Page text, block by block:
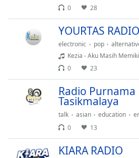
Beginning
0
28
YOURTAS RADIO
electronic pop
Kezia - Aku Masih
0
23
Radio Purnama
Tasikmalaya
talk asian education
0
13
KIARA RADIO